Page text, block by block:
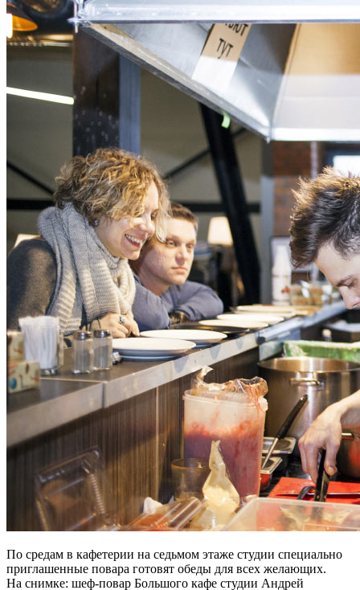
По средам в кафетерии на седьмом этаже студии специально
приглашенные повара готовят обеды для всех желающих.
На снимке: шеф-повар Большого кафе студии Андрей